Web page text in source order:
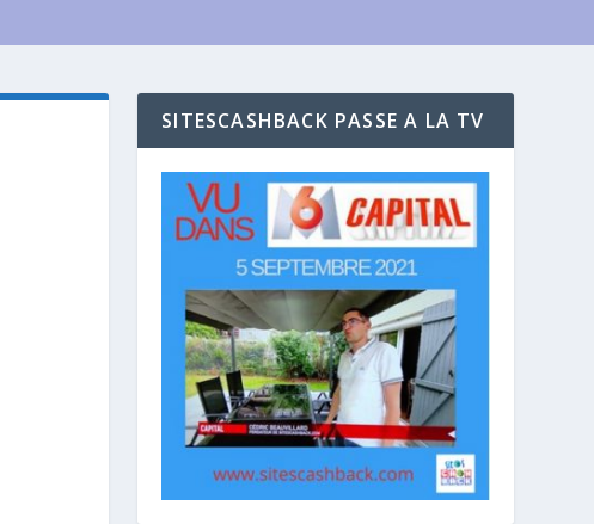
SITESCASHBACK PASSE A LA TV